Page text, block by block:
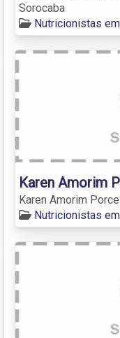
Sorocaba
Nutricionistas
Karen Amorim
Karen Amorim
Nutricionistas